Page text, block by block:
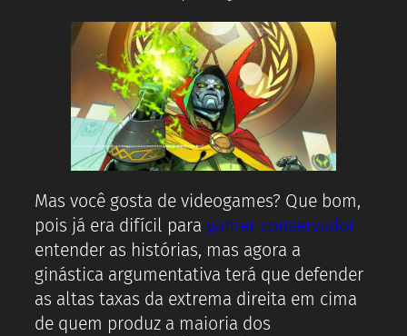
Mas você gosta de videogames? Que bom,
pois já era difícil para gamer conservador
entender as histórias, mas agora a
ginástica argumentativa terá que defender
as altas taxas da extrema direita em cima
de quem produz a maioria dos